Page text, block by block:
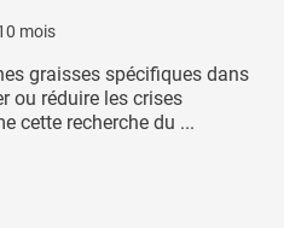
mois
graisses spécifiques dans
ou réduire les crises
cette recherche du ...